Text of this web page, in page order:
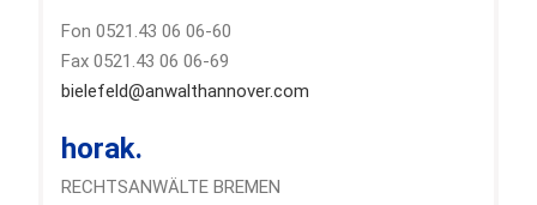
Fon 0521.43 06 06-60
Fax 0521.43 06 06-69
bielefeld@anwalthannover.com
horak.
RECHTSANWÄLTE BREMEN